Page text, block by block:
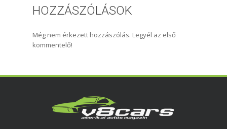
HOZZÁSZÓLÁSOK
Még nem érkezett hozzászólás. Legyél az első
kommentelő!